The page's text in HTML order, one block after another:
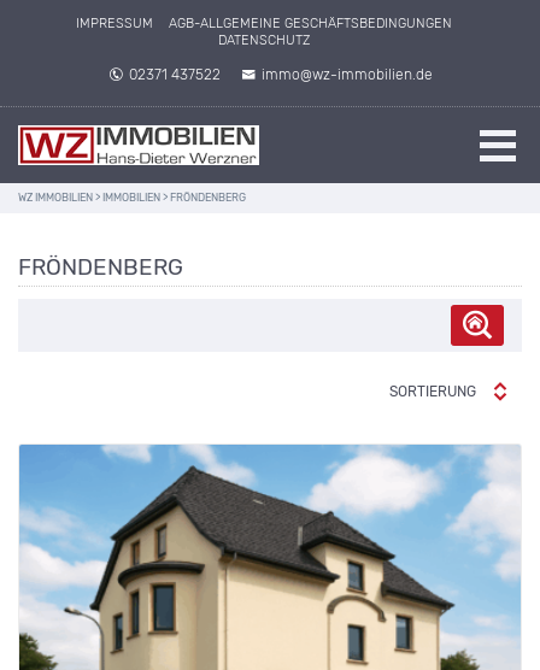
IMPRESSUM
AGB-ALLGEMEINE GESCHÄFTSBEDINGUNGEN
DATENSCHUTZ
02371 437522 immo@wz-immobilien.de
WZ IMMOBILIEN > IMMOBILIEN > FRÖNDENBERG
FRÖNDENBERG
SORTIERUNG